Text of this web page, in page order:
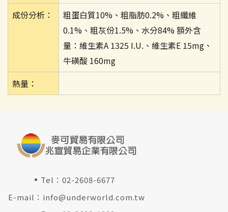
成份分析：
粗蛋白質10%、粗脂肪0.2%、粗纖維
0.1%、粗灰份1.5%、水分84% 額外含
量：維生素A 1325 I.U.、維生素E 15mg、
牛磺酸 160mg
熱量：
Tel：02-2608-6677
E-mail： info@underworld.com.tw